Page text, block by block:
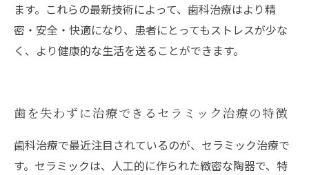
ます。これらの最新技術によって、歯科治療はより精
密・安全・快適になり、患者にとってもストレスが少な
く、より健康的な生活を送ることができます。
歯を失わずに治療できるセラミック治療の特徴
歯科治療で最近注目されているのが、セラミック治療で
す。セラミックは、人工的に作られた緻密な陶器で、特